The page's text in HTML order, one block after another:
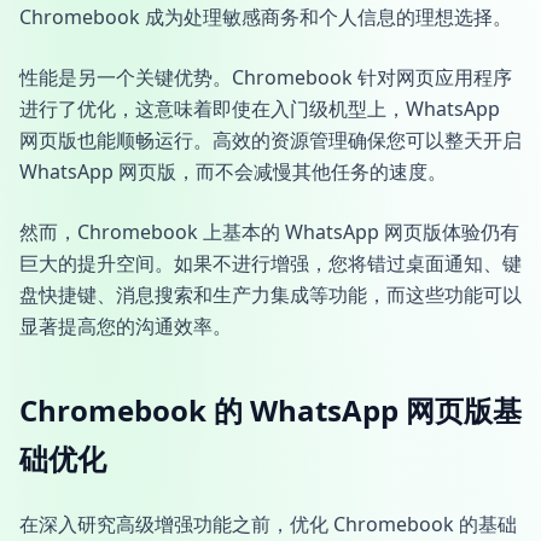
Chromebook 成为处理敏感商务和个人信息的理想选择。
性能是另一个关键优势。Chromebook 针对网页应用程序
进行了优化，这意味着即使在入门级机型上，WhatsApp
网页版也能顺畅运行。高效的资源管理确保您可以整天开启
WhatsApp 网页版，而不会减慢其他任务的速度。
然而，Chromebook 上基本的 WhatsApp 网页版体验仍有
巨大的提升空间。如果不进行增强，您将错过桌面通知、键
盘快捷键、消息搜索和生产力集成等功能，而这些功能可以
显著提高您的沟通效率。
Chromebook 的 WhatsApp 网页版基
础优化
在深入研究高级增强功能之前，优化 Chromebook 的基础